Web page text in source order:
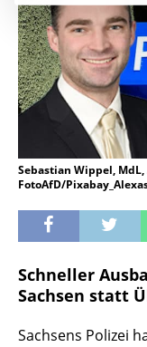
Sebastian Wippel,
FotoAfD/
Schneller
Sachsen statt
Sachsens Polizei